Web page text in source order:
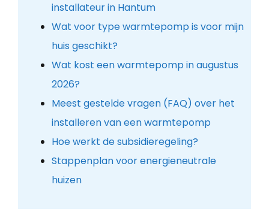
installateur in Hantum
Wat voor type warmtepomp is voor mijn
huis geschikt?
Wat kost een warmtepomp in augustus
2026?
Meest gestelde vragen (FAQ) over het
installeren van een warmtepomp
Hoe werkt de subsidieregeling?
Stappenplan voor energieneutrale
huizen